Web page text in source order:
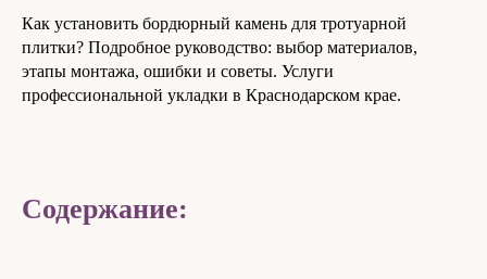
Как установить бордюрный камень для тротуарной
плитки? Подробное руководство: выбор материалов,
этапы монтажа, ошибки и советы. Услуги
профессиональной укладки в Краснодарском крае.
Содержание: